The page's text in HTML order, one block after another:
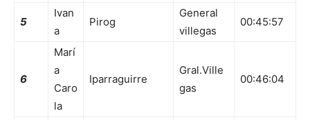
5
Ivan
a
Pirog
General
villegas
00:45:57
6
Marí
a
Caro
la
Iparraguirre
Gral.Ville
gas
00:46:04